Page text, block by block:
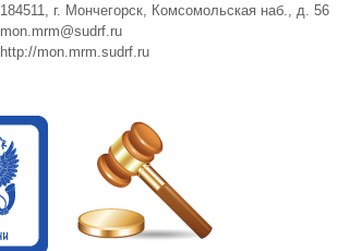
184511, г. Мончегорск, Комсомольская наб., д. 56
mon.mrm@sudrf.ru
http://mon.mrm.sudrf.ru